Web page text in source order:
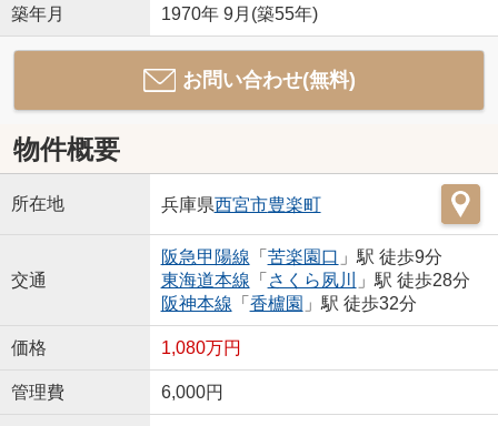
築年月 1970年 9月(築55年)
お問い合わせ(無料)
物件概要
所在地 兵庫県西宮市豊楽町
交通
阪急甲陽線 「 苦楽園口 」駅 徒歩9分
東海道本線 「 さくら夙川
」駅 徒歩28分
阪神本線 「 香櫨園 」駅 徒歩32分
価格 1,080万円
管理費 6,000円